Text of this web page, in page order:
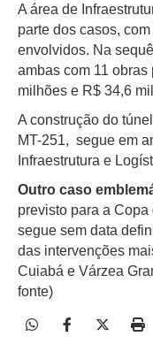
A área de
parte dos casos,
envolvidos. Na
ambas com 11
milhões e R$ 34,6
A construção do
MT-251, segue em
Infraestrutura e
Outro caso
previsto para a
segue sem data
das intervenções
Cuiabá e Várzea
fonte)